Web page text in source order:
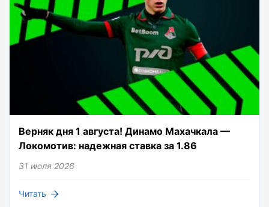
Верняк дня 1 августа! Динамо Махачкала —
Локомотив: надежная ставка за 1.86
31 июля 2026
Читать